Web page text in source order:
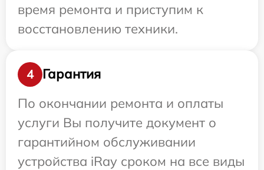
время ремонта и приступим к
восстановлению техники.
4
Гарантия
По окончании ремонта и оплаты
услуги Вы получите документ о
гарантийном обслуживании
устройства iRay сроком на все виды